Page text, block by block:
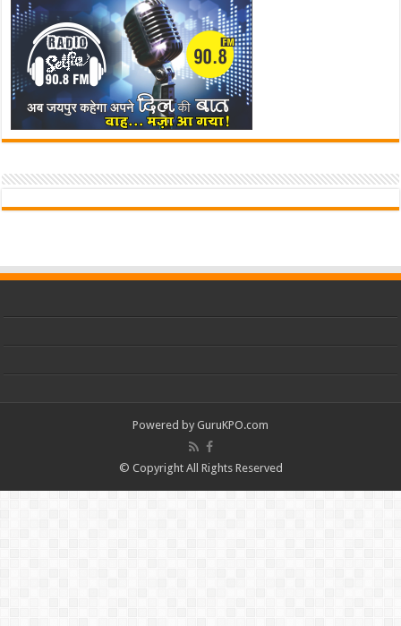
Powered by GuruKPO.com
© Copyright All Rights Reserved